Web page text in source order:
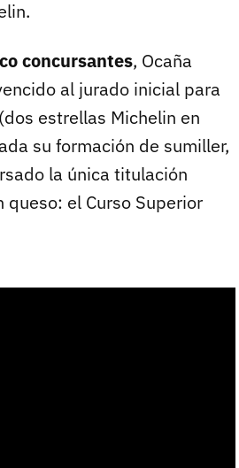
concursantes, Ocaña
al jurado inicial para
estrellas Michelin en
su formación de sumiller,
la única titulación
el Curso Superior